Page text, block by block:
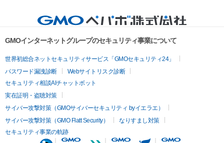
GMOインターネットグループのセキュリティ事業について
世界初総合ネットセキュリティサービス「GMOセキュリティ24」
パスワード漏洩診断
Webサイトリスク診断
セキュリティ相談AIチャットボット
実在証明・盗聴対策
サイバー攻撃対策（GMOサイバーセキュリティ byイエラエ）
サイバー攻撃対策（GMO Flatt Security）
なりすまし対策
セキュリティ事業の軌跡